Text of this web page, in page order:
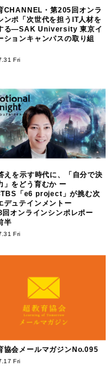
CHANNEL・第205回オンラ
ンポ「次世代を担うIT人材を
る―SAK University 東京イ
ションキャンパスの取り組
Fri
えを示す時代に、「自分で決
」をどう育むか ー
「e6 project」が挑む次
デュテインメントー
オンラインシンポレポー
半
Fri
協会メールマガジンNo.095
Fri